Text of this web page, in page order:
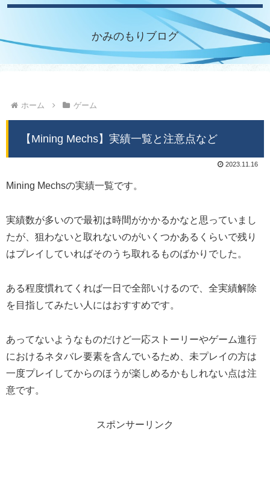
かみのもりブログ
ホーム ゲーム
【Mining Mechs】実績一覧と注意点など
2023.11.16
Mining Mechsの実績一覧です。
実績数が多いので最初は時間がかかるかなと思っていまし
たが、狙わないと取れないのがいくつかあるくらいで残り
はプレイしていればそのうち取れるものばかりでした。
ある程度慣れてくれば一日で全部いけるので、全実績解除
を目指してみたい人にはおすすめです。
あってないようなものだけど一応ストーリーやゲーム進行
におけるネタバレ要素を含んでいるため、未プレイの方は
一度プレイしてからのほうが楽しめるかもしれない点は注
意です。
スポンサーリンク